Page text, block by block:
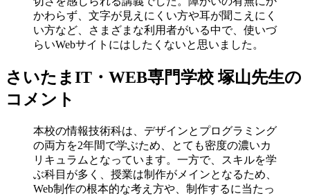
かわらず、文字が見えにくい方や耳が聞こえにく
い方など、さまざまな利用者がいる中で、使いづ
らいWebサイトにはしたくないと思いました。
さいたまIT・WEB専門学校 塚山先生の
コメント
本校の情報技術科は、デザインとプログラミング
の両方を2年間で学ぶため、とても密度の濃いカ
リキュラムとなっています。一方で、スキルを学
ぶ科目が多く、授業は制作がメインとなるため、
Web制作の根本的な考え方や、制作するに当たっ